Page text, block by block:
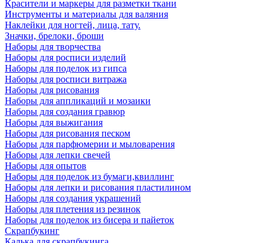
Красители и маркеры для разметки ткани
Инструменты и материалы для валяния
Наклейки для ногтей, лица, тату.
Значки, брелоки, броши
Наборы для творчества
Наборы для росписи изделий
Наборы для поделок из гипса
Наборы для росписи витража
Наборы для рисования
Наборы для аппликаций и мозаики
Наборы для создания гравюр
Наборы для выжигания
Наборы для рисования песком
Наборы для парфюмерии и мыловарения
Наборы для лепки свечей
Наборы для опытов
Наборы для поделок из бумаги,квиллинг
Наборы для лепки и рисования пластилином
Наборы для создания украшений
Наборы для плетения из резинок
Наборы для поделок из бисера и пайеток
Скрапбукинг